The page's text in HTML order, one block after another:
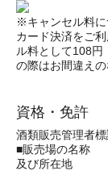
※キャンセル料に
カード決済をご
ル料として108円
の際はお間違え
資格・免許
酒類販売管理者
■販売場の名称
及び所在地